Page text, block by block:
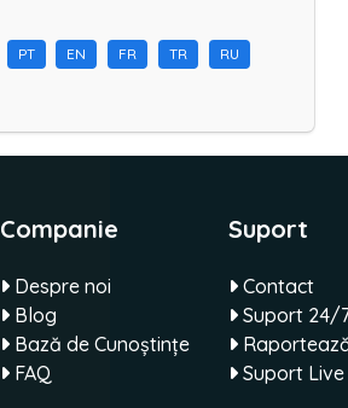
PT EN FR TR
RU
Companie
Despre noi
Blog
Bază de Cunoștințe
FAQ
Suport
Contact
Suport 24/
Suport Live